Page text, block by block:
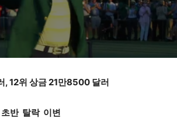
, 12위 상금 21만8500 달러
반 탈락 이변